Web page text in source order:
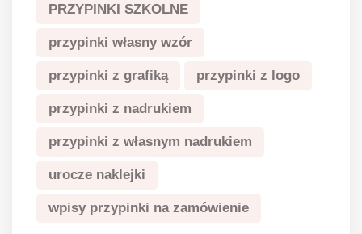
PRZYPINKI SZKOLNE
przypinki własny wzór
przypinki z grafiką przypinki z logo
przypinki z nadrukiem
przypinki z własnym nadrukiem
urocze naklejki
wpisy przypinki na zamówienie